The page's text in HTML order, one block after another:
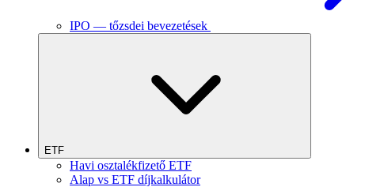
IPO — tőzsdei bevezetések
ETF
Havi osztalékfizető ETF
Alap vs ETF díjkalkulátor